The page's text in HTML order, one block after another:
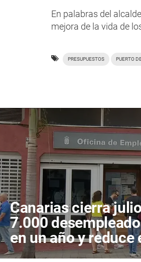
En palabras del
mejora de la vida de
PRESUPUESTOS PUERTO
Canarias cierra
7.000
en un año y reduce
los de larga